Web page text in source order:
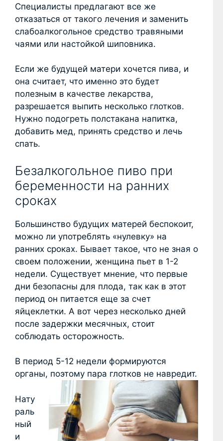
Специалисты предлагают все же
отказаться от такого лечения и заменить
слабоалкогольное средство травяными
чаями или настойкой шиповника.
Если же будущей матери хочется пива, и
она считает, что именно это будет
полезным в качестве лекарства,
разрешается выпить несколько глотков.
Нужно подогреть полстакана напитка,
добавить мед, принять средство и лечь
спать.
Безалкогольное пиво при
беременности на ранних
сроках
Большинство будущих матерей беспокоит,
можно ли употреблять «нулевку» на
ранних сроках. Бывает такое, что не зная о
своем положении, женщина пьет в 1-2
недели. Существует мнение, что первые
дни безопасны для плода, так как в этот
период он питается еще за счет
яйцеклетки. А вот через несколько дней
после задержки месячных, стоит
соблюдать осторожность.
В период 5-12 недели формируются
органы, поэтому пара глотков не навредит.
Нату
раль
ный
и